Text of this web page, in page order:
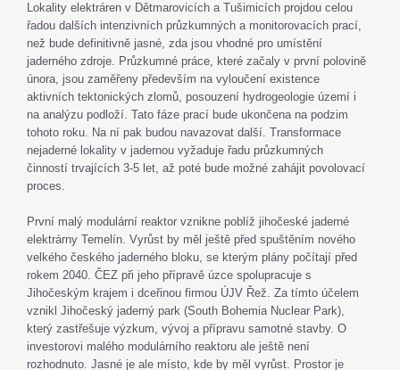
Lokality elektráren v Dětmarovicích a Tušimicích projdou celou
řadou dalších intenzivních průzkumných a monitorovacích prací,
než bude definitivně jasné, zda jsou vhodné pro umístění
jaderného zdroje. Průzkumné práce, které začaly v první polovině
února, jsou zaměřeny především na vyloučení existence
aktivních tektonických zlomů, posouzení hydrogeologie území i
na analýzu podloží. Tato fáze prací bude ukončena na podzim
tohoto roku. Na ní pak budou navazovat další. Transformace
nejaderné lokality v jadernou vyžaduje řadu průzkumných
činností trvajících 3-5 let, až poté bude možné zahájit povolovací
proces.
První malý modulární reaktor vznikne poblíž jihočeské jaderné
elektrárny Temelín. Vyrůst by měl ještě před spuštěním nového
velkého českého jaderného bloku, se kterým plány počítají před
rokem 2040. ČEZ při jeho přípravě úzce spolupracuje s
Jihočeským krajem i dceřinou firmou ÚJV Řež. Za tímto účelem
vznikl Jihočeský jaderný park (South Bohemia Nuclear Park),
který zastřešuje výzkum, vývoj a přípravu samotné stavby. O
investorovi malého modulárního reaktoru ale ještě není
rozhodnuto. Jasné je ale místo, kde by měl vyrůst. Prostor je